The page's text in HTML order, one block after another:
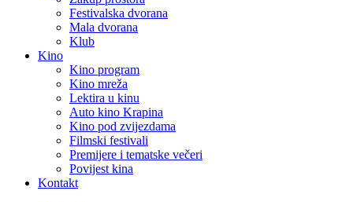
Festivalska dvorana
Mala dvorana
Klub
Kino
Kino program
Kino mreža
Lektira u kinu
Auto kino Krapina
Kino pod zvijezdama
Filmski festivali
Premijere i tematske večeri
Povijest kina
Kontakt